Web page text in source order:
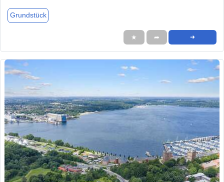
Grundstück
★ ➦ ➜